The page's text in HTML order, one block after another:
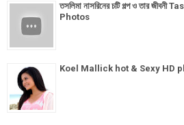
তসলিমা নাসরিনের চটি গল্প ও তার
Photos
Koel Mallick hot & Sexy HD